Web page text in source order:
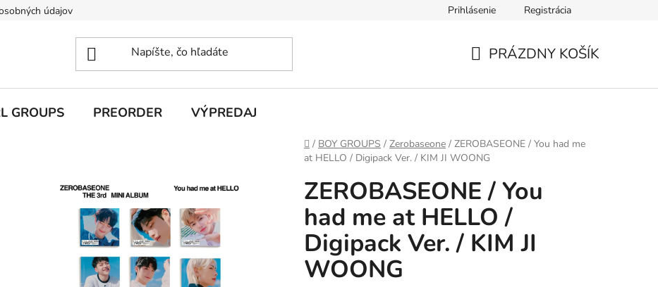
údajov Prihlásenie Registrácia
PRÁZDNY KOŠÍK
GROUPS PREORDER VÝPREDAJ
Domov
/ BOY GROUPS / Zerobaseone / ZEROBASEONE / You had me
at HELLO / Digipack Ver. / KIM JI WOONG
ZEROBASEONE / You
had me at HELLO /
Digipack Ver. / KIM JI
WOONG